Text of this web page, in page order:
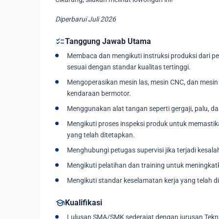
Diperbarui Juli 2026
checklistTanggung Jawab Utama
Membaca dan mengikuti instruksi produksi dari
sesuai dengan standar kualitas tertinggi.
Mengoperasikan mesin las, mesin CNC, dan
kendaraan bermotor.
Menggunakan alat tangan seperti gergaji, palu,
Mengikuti proses inspeksi produk untuk
yang telah ditetapkan.
Menghubungi petugas supervisi jika terjadi
Mengikuti pelatihan dan training untuk
Mengikuti standar keselamatan kerja yang telah
schoolKualifikasi
Lulusan SMA/SMK sederajat dengan jurusan